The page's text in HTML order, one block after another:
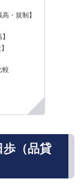
・規制】
較
歩（品貸